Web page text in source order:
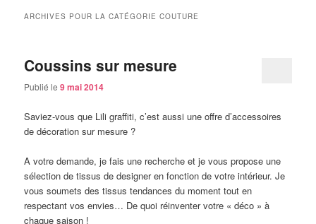
ARCHIVES POUR LA CATÉGORIECOUTURE
Coussins sur mesure
Publié le9 mai 2014
Saviez-vous que Lili graffiti, c’est aussi une offre d’accessoires
de décoration sur mesure ?
A votre demande, je fais une recherche et je vous propose une
sélection de tissus de designer en fonction de votre intérieur. Je
vous soumets des tissus tendances du moment tout en
respectant vos envies… De quoi réinventer votre « déco » à
chaque saison !